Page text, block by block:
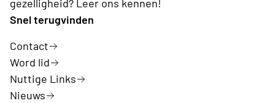
gezelligheid? Leer ons kennen!
Snel terugvinden
Contact
Word lid
Nuttige Links
Nieuws